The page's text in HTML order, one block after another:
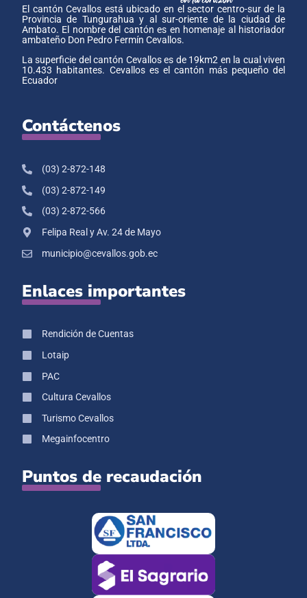
El cantón Cevallos está ubicado en el sector centro-sur de la
Provincia de Tungurahua y al sur-oriente de la ciudad de
Ambato. El nombre del cantón es en homenaje al historiador
ambateño Don Pedro Fermín Cevallos.
La superficie del cantón Cevallos es de 19km2 en la cual viven
10.433 habitantes. Cevallos es el cantón más pequeño del
Ecuador
Contáctenos
(03) 2-872-148
(03) 2-872-149
(03) 2-872-566
Felipa Real y Av. 24 de Mayo
municipio@cevallos.gob.ec
Enlaces importantes
Rendición de Cuentas
Lotaip
PAC
Cultura Cevallos
Turismo Cevallos
Megainfocentro
Puntos de recaudación